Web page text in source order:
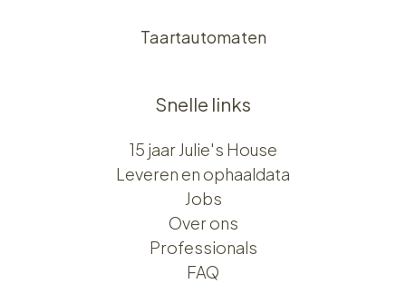
Taartautomaten
Snelle links
15 jaar Julie's House
Leveren en ophaaldata
Jobs
Over ons​​
Professionals
FAQ